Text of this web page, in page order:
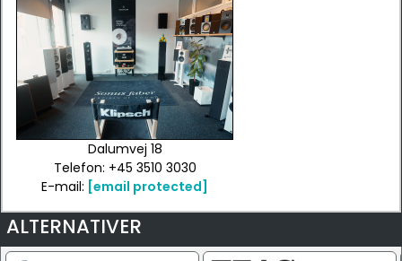
Dalumvej 18
Telefon: +45 3510 3030
E-mail: [email protected]
ALTERNATIVER